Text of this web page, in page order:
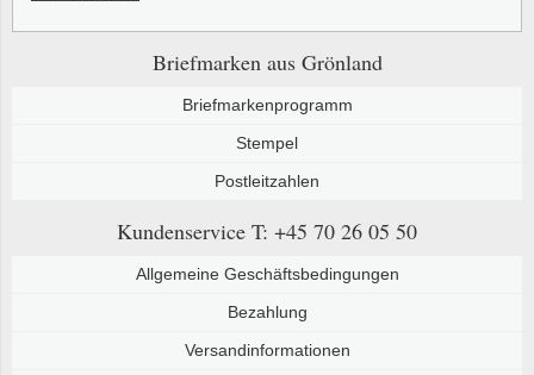
Briefmarken aus Grönland
Briefmarkenprogramm
Stempel
Postleitzahlen
Kundenservice T: +45 70 26 05 50
Allgemeine Geschäftsbedingungen
Bezahlung
Versandinformationen